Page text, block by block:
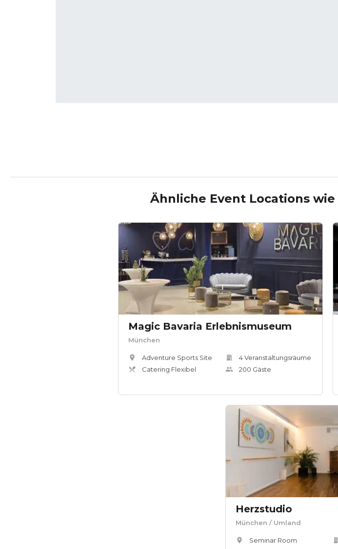
Ähnliche Event Locations wie
Magic Bavaria Erlebnismuseum
München
Adventure Sports Site
Catering Flexibel
4Veranstaltungsräume
200 Gäste
Herzstudio
München / Umland
Seminar Room